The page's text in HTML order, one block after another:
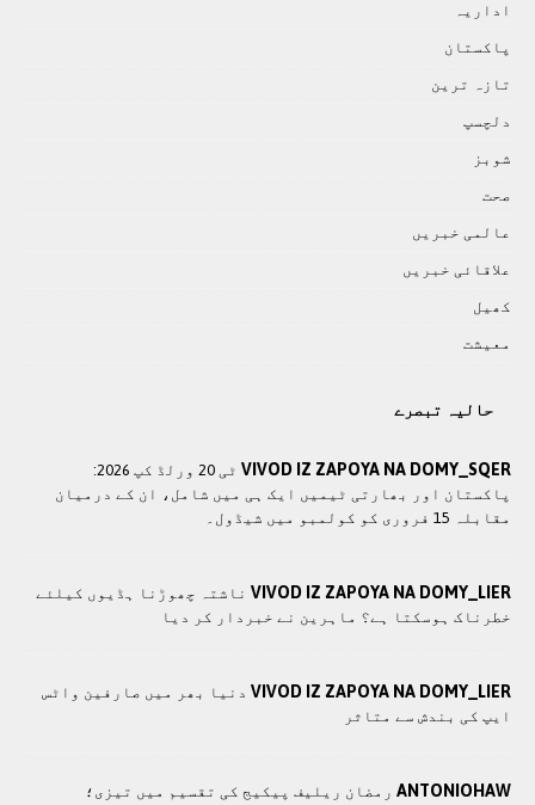
اداريہ
پاکستان
تازہ ترين
دلچسپ
شوبز
صحت
عالمی خبريں
علاقائی خبريں
کھيل
معيشت
حالیہ تبصرے
VIVOD IZ ZAPOYA NA DOMY_SQER
ٹی 20 ورلڈ کپ 2026:
پاکستان اور بھارتی ٹیمیں ایک ہی میں شامل، ان کے درمیان
مقابلہ 15 فروری کو کولمبو میں شیڈول۔
VIVOD IZ ZAPOYA NA DOMY_LIER ناشتہ چھوڑنا ہڈیوں کیلئے
خطرناک ہوسکتا ہے؟ ماہرین نے خبردار کر دیا
VIVOD IZ ZAPOYA NA DOMY_LIER دنیا بھر میں صارفین واٹس
ایپ کی بندش سے متاثر
ANTONIOHAW رمضان ریلیف پیکیج کی تقسیم میں تیزی؛